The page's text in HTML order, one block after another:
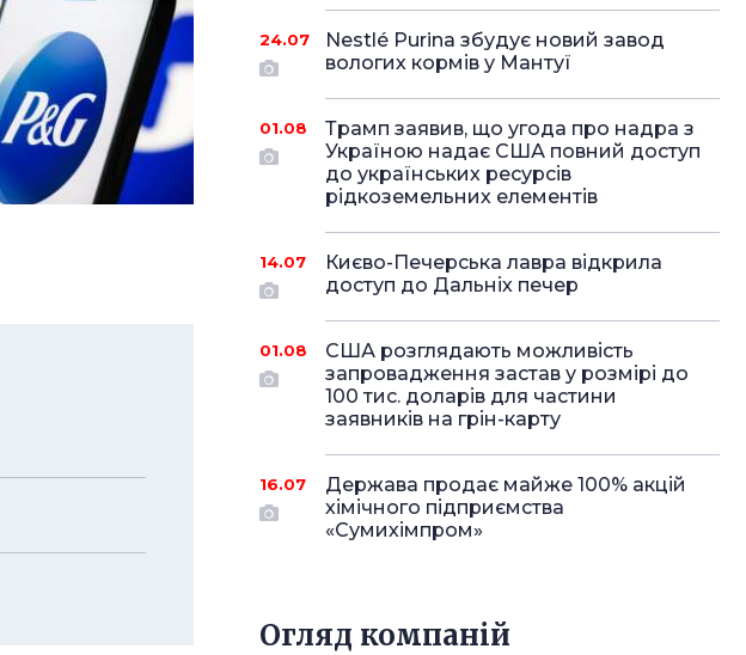
24.07
Nestlé Purina збудує новий завод
вологих кормів у Мантуї
01.08
Трамп заявив, що угода про надра з
Україною надає США повний доступ
до українських ресурсів
рідкоземельних елементів
14.07
Києво-Печерська лавра відкрила
доступ до Дальніх печер
01.08
США розглядають можливість
запровадження застав у розмірі до
100 тис. доларів для частини
заявників на грін-карту
16.07
Держава продає майже 100% акцій
хімічного підприємства
«Сумихімпром»
Огляд компаній